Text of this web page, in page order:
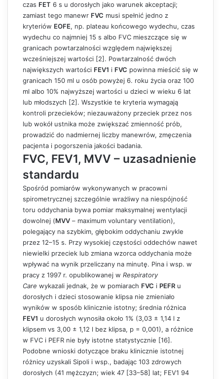
czas FET 6 s u dorosłych jako warunek akceptacji;
zamiast tego manewr FVC musi spełnić jedno z
kryteriów EOFE, np. plateau końcowego wydechu, czas
wydechu co najmniej 15 s albo FVC mieszczące się w
granicach powtarzalności względem największej
wcześniejszej wartości [2]. Powtarzalność dwóch
największych wartości FEV1 i FVC powinna mieścić się w
granicach 150 ml u osób powyżej 6. roku życia oraz 100
ml albo 10% najwyższej wartości u dzieci w wieku 6 lat
lub młodszych [2]. Wszystkie te kryteria wymagają
kontroli przecieków; niezauważony przeciek przez nos
lub wokół ustnika może zwiększać zmienność prób,
prowadzić do nadmiernej liczby manewrów, zmęczenia
pacjenta i pogorszenia jakości badania.
FVC, FEV1, MVV – uzasadnienie
standardu
Spośród pomiarów wykonywanych w pracowni
spirometrycznej szczególnie wrażliwy na niespójność
toru oddychania bywa pomiar maksymalnej wentylacji
dowolnej (MVV – maximum voluntary ventilation),
polegający na szybkim, głębokim oddychaniu zwykle
przez 12–15 s. Przy wysokiej częstości oddechów nawet
niewielki przeciek lub zmiana wzorca oddychania może
wpływać na wynik przeliczany na minutę. Pina i wsp. w
pracy z 1997 r. opublikowanej w Respiratory
Care wykazali jednak, że w pomiarach FVC i PEFR u
dorosłych i dzieci stosowanie klipsa nie zmieniało
wyników w sposób klinicznie istotny; średnia różnica
FEV1 u dorosłych wynosiła około 1% (3,03 ± 1,14 l z
klipsem vs 3,00 ± 1,12 l bez klipsa, p = 0,001), a różnice
w FVC i PEFR nie były istotne statystycznie [16].
Podobne wnioski dotyczące braku klinicznie istotnej
różnicy uzyskali Sipoli i wsp., badając 103 zdrowych
dorosłych (41 mężczyzn; wiek 47 [33–58] lat; FEV1 94